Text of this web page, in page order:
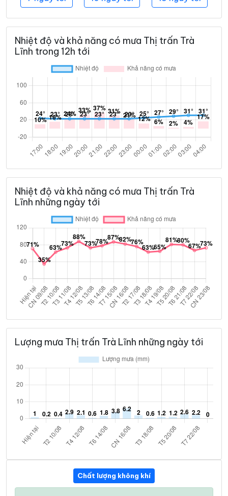
Nhiệt độ và khả năng có mưa Thị trấn Trà
Lĩnh trong 12h tới
Nhiệt độ và khả năng có mưa Thị trấn Trà
Lĩnh những ngày tới
Lượng mưa Thị trấn Trà Lĩnh những ngày tới
Chất lượng không khí